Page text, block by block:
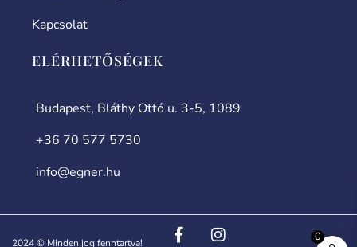
0
Kapcsolat
ELÉRHETŐSÉGEK
Budapest, Bláthy Ottó u. 3-5, 1089
+36 70 577 5730
info@egner.hu
2024 © Minden jog fenntartva!